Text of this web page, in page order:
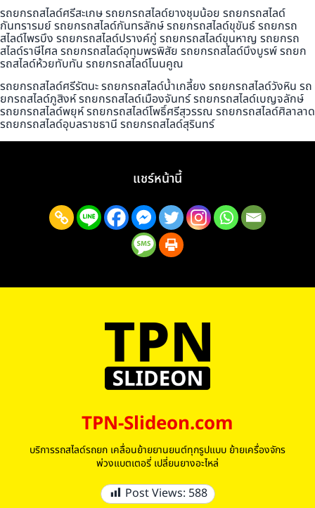
รถยกรถสไลด์ศรีสะเกษ รถยกรถสไลด์ยางชุมน้อย รถยกรถสไลด์
กันทรารมย์ รถยกรถสไลด์กันทรลักษ์ รถยกรถสไลด์ขุขันธ์ รถยกรถ
สไลด์ไพรบึง รถยกรถสไลด์ปรางค์กู่ รถยกรถสไลด์ขุนหาญ รถยกรถ
สไลด์ราษีไศล รถยกรถสไลด์อุทุมพรพิสัย รถยกรถสไลด์บึงบูรพ์ รถยก
รถสไลด์ห้วยทับทัน รถยกรถสไลด์โนนคูณ
รถยกรถสไลด์ศรีรัตนะ รถยกรถสไลด์น้ำเกลี้ยง รถยกรถสไลด์วังหิน รถ
ยกรถสไลด์ภูสิงห์ รถยกรถสไลด์เมืองจันทร์ รถยกรถสไลด์เบญจลักษ์
รถยกรถสไลด์พยุห์ รถยกรถสไลด์โพธิ์ศรีสุวรรณ รถยกรถสไลด์ศิลาลาด
รถยกรถสไลด์อุบลราชธานี รถยกรถสไลด์สุรินทร์
แชร์หน้านี้
TPN-Slideon.com
บริการรถสไลด์รถยก เคลื่อนย้ายยานยนต์ทุกรูปแบบ ย้ายเครื่องจักร
พ่วงแบตเตอรี่ เปลี่ยนยางอะไหล่
Post Views: 588